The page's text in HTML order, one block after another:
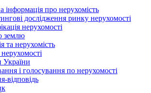
інформація про нерухомість
дослідження ринку нерухомості
нерухомості
землю
та нерухомість
України
і голосування по нерухомості
відповідь